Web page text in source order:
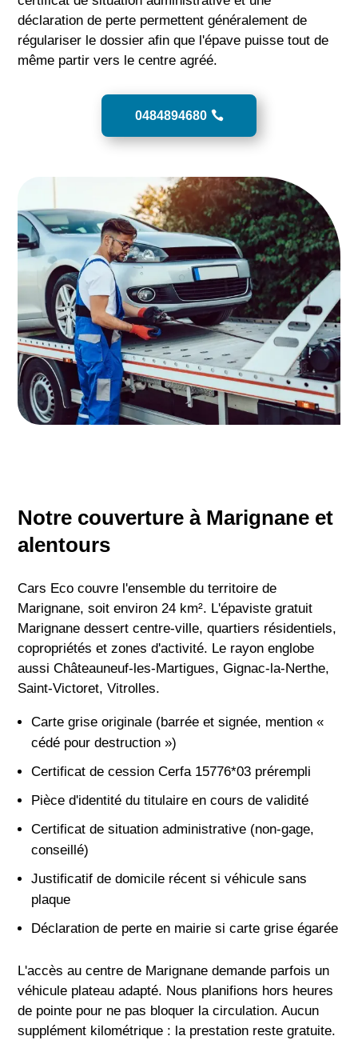
déclaration de perte permettent généralement de
régulariser le dossier afin que l'épave puisse tout de
même partir vers le centre agréé.
0484894680
Notre couverture à Marignane et
alentours
Cars Eco couvre l'ensemble du territoire de
Marignane, soit environ 24 km². L'épaviste gratuit
Marignane dessert centre-ville, quartiers résidentiels,
copropriétés et zones d'activité. Le rayon englobe
aussi Châteauneuf-les-Martigues, Gignac-la-Nerthe,
Saint-Victoret, Vitrolles.
Carte grise originale (barrée et signée, mention «
cédé pour destruction »)
Certificat de cession Cerfa 15776*03 prérempli
Pièce d'identité du titulaire en cours de validité
Certificat de situation administrative (non-gage,
conseillé)
Justificatif de domicile récent si véhicule sans
plaque
Déclaration de perte en mairie si carte grise égarée
L'accès au centre de Marignane demande parfois un
véhicule plateau adapté. Nous planifions hors heures
de pointe pour ne pas bloquer la circulation. Aucun
supplément kilométrique : la prestation reste gratuite.